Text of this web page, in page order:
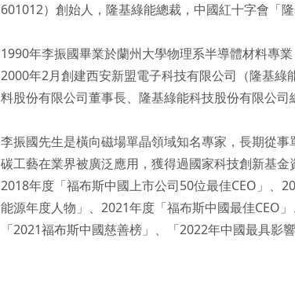
601012）創始人，隆基綠能總裁，中國紅十字會「隆
1990年李振國畢業於蘭州大學物理系半導體材料專
2000年2月創建西安新盟電子科技有限公司（隆基
料股份有限公司董事長、隆基綠能科技股份有限公司
李振國先生是橫向磁場單晶領域知名專家，長期從
碳工藝在業界被廣泛應用，獲得過國家科技創新基
2018年度「福布斯中國上市公司50位最佳CEO」、
能源年度人物」、2021年度「福布斯中國最佳CEO
「2021福布斯中國慈善榜」、「2022年中國最具影